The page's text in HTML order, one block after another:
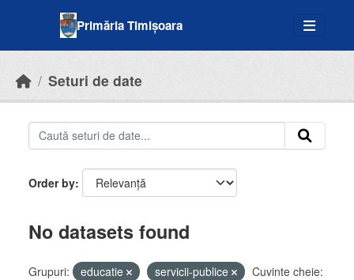
Primăria Timișoara
Seturi de date
Order by
No datasets found
Grupuri: educatie servicii-publice
Cuvinte cheie: